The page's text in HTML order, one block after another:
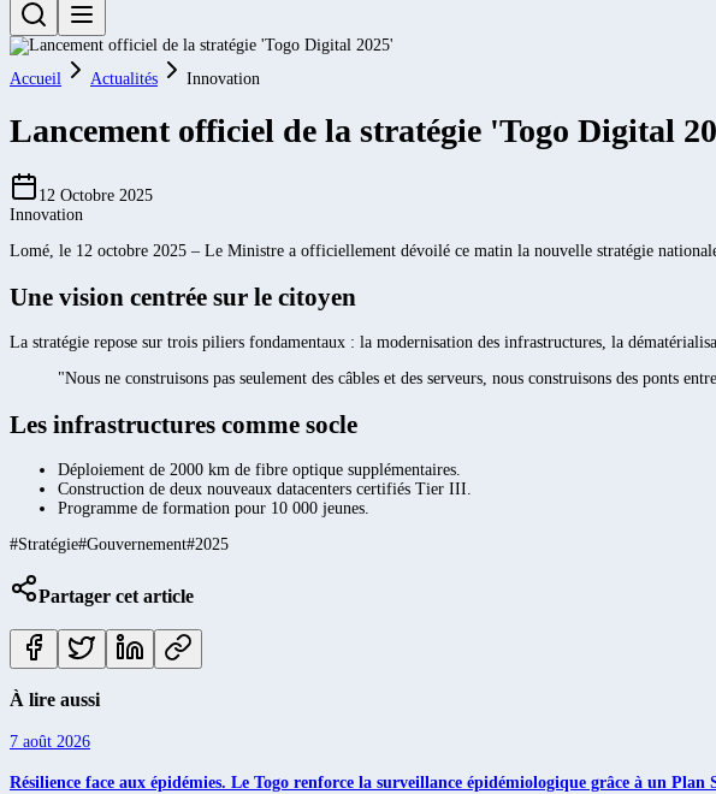
Accueil Actualités Innovation
Lancement officiel de la stratégie 'Togo Digital
12 Octobre 2025
Innovation
Lomé, le 12 octobre 2025 – Le Ministre a officiellement dévoilé ce matin la nouvelle stratégie
Une vision centrée sur le citoyen
La stratégie repose sur trois piliers fondamentaux : la modernisation des infrastructures, la
"Nous ne construisons pas seulement des câbles et des serveurs, nous construisons des ponts
Les infrastructures comme socle
Déploiement de 2000 km de fibre optique supplémentaires.
Construction de deux nouveaux datacenters certifiés Tier III.
Programme de formation pour 10 000 jeunes.
#Stratégie#Gouvernement#2025
Partager cet article
À lire aussi
7 août 2026
Résilience face aux épidémies. Le Togo renforce la surveillance épidémiologique grâce à un